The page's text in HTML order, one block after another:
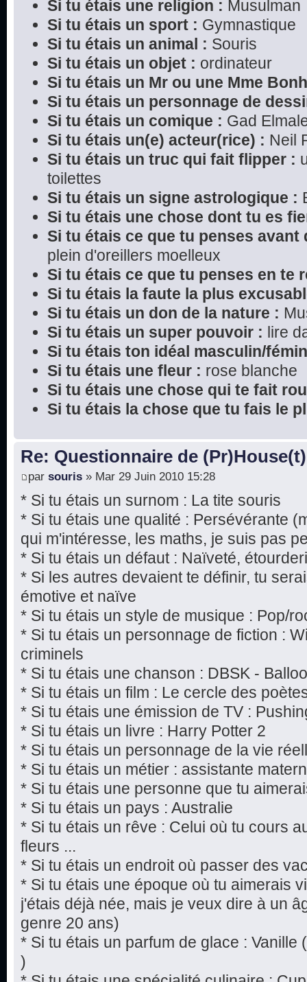
Si tu étais une religion : Musulman
Si tu étais un sport : Gymnastique
Si tu étais un animal : Souris
Si tu étais un objet : ordinateur
Si tu étais un Mr ou une Mme
Si tu étais un personnage de
Si tu étais un comique : Gad
Si tu étais un(e) acteur(rice) : Neil
Si tu étais un truc qui fait flipper :
toilettes
Si tu étais un signe astrologique :
Si tu étais une chose dont tu es
Si tu étais ce que tu penses avant
plein d'oreillers moelleux
Si tu étais ce que tu penses en te
Si tu étais la faute la plus
Si tu étais un don de la nature :
Si tu étais un super pouvoir : lire
Si tu étais ton idéal masculin/
Si tu étais une fleur : rose blanche
Si tu étais une chose qui te fait
Si tu étais la chose que tu fais le
Re: Questionnaire de (Pr)House(t)
par souris » Mar 29 Juin 2010 15:28
* Si tu étais un surnom : La tite souris
* Si tu étais une qualité : Persévérante
qui m'intéresse, les maths, je suis pas
* Si tu étais un défaut : Naïveté,
* Si les autres devaient te définir, tu
émotive et naïve
* Si tu étais un style de musique : Pop/
* Si tu étais un personnage de fiction :
criminels
* Si tu étais une chanson : DBSK -
* Si tu étais un film : Le cercle des
* Si tu étais une émission de TV :
* Si tu étais un livre : Harry Potter 2
* Si tu étais un personnage de la vie
* Si tu étais un métier : assistante
* Si tu étais une personne que tu
* Si tu étais un pays : Australie
* Si tu étais un rêve : Celui où tu cours
fleurs ...
* Si tu étais un endroit où passer des
* Si tu étais une époque où tu aimerais
j'étais déjà née, mais je veux dire à un
genre 20 ans)
* Si tu étais un parfum de glace : Vanille
)